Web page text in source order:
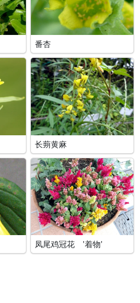
番杏
长蒴黄麻
凤尾鸡冠花 '着物'